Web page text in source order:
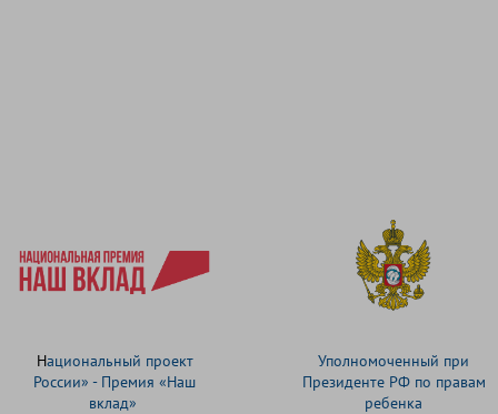
Уполномоченный при
Президенте РФ по правам
ребенка
Национальный проект
России» - Премия «Наш
вклад»